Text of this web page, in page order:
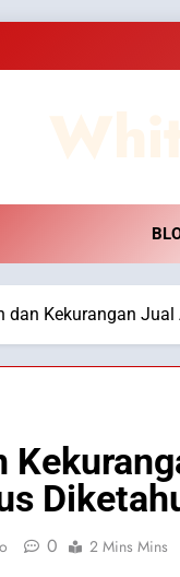
dan Kekurangan
0 2 Mins Mins